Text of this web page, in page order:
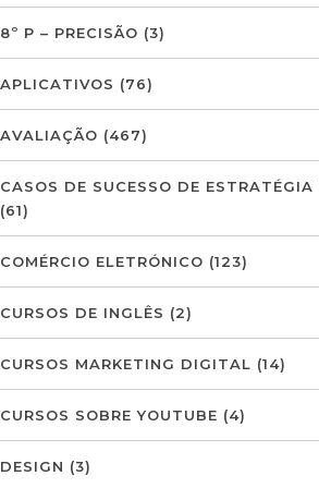
8º P – PRECISÃO (3)
APLICATIVOS (76)
AVALIAÇÃO (467)
CASOS DE SUCESSO DE
(61)
COMÉRCIO ELETRÓNICO (123)
CURSOS DE INGLÊS (2)
CURSOS MARKETING DIGITAL (14)
CURSOS SOBRE YOUTUBE (4)
DESIGN (3)